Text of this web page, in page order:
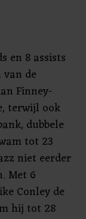
en 8 assists
de
Finney-
terwijl ook
dubbele
tot 23
niet eerder
Met 6
Conley de
hij tot 28